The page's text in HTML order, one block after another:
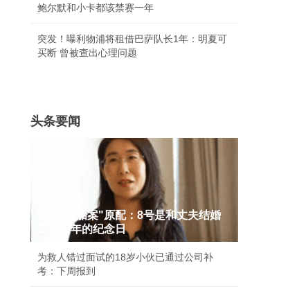
鲍尔默和小卡都该禁赛一年
突发！曝利物浦将租借巴萨队长1年：明夏可
买断 曾被查出心理问题
头条要闻
"婚外胚胎案"原配：8号是和丈夫结婚
二十周年的纪念日
为救人错过面试的18岁小伙已通过公司补
考：下周报到